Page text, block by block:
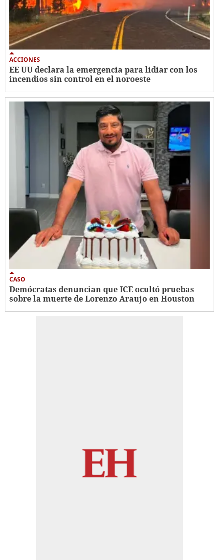
ACCIONES
EE UU declara la emergencia para lidiar con los
incendios sin control en el noroeste
CASO
Demócratas denuncian que ICE ocultó pruebas
sobre la muerte de Lorenzo Araujo en Houston